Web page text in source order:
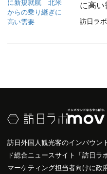
に高い
訪日ラ
訪日外国人観光客のインバウン
ド総合ニュースサイト「訪日
マーケティング担当者向けに政